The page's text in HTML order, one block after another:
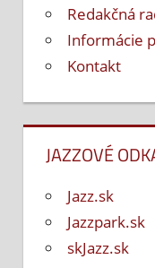
Redakčná
Informácie
Kontakt
JAZZOVÉ
Jazz.sk
Jazzpark.sk
skJazz.sk